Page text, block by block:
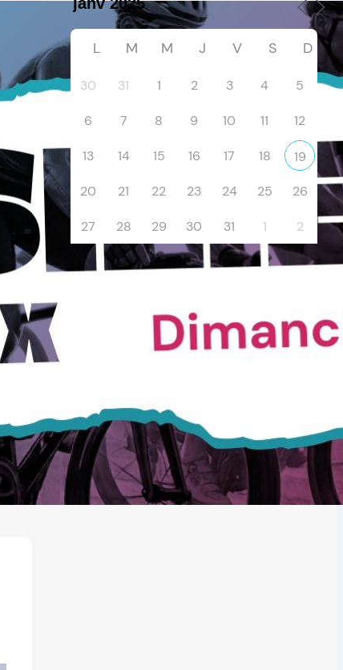
L M M J V S D
30 31 1 2 3 4 5
6 7 8 9 10 11 12
13 14 15 16 17 18 19
20 21 22 23 24 25 26
27 28 29 30 31 1 2